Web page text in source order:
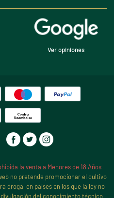
Ver opiniones
la venta a Menores de 18 Años
no pretende promocionar el cultivo
droga, en países en los que la ley no
del conocimiento técnico